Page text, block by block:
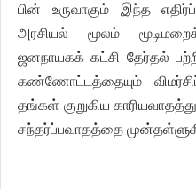
பின் உருவாகும் இந்த
அரசியல் மூலம்
ஜனநாயகக் கட்சி தேர்தல்
கண்ணோட்டத்தையும்
தங்கள் குறுகிய
சந்தர்ப்பவாதத்தை